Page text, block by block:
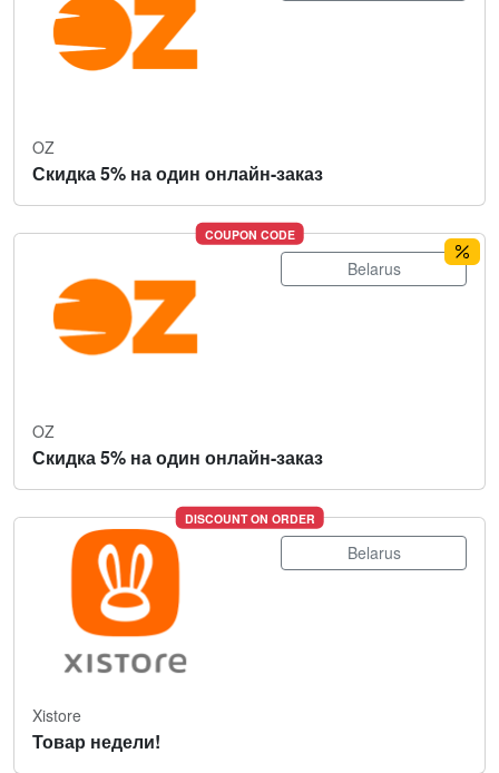
OZ
Скидка 5% на один онлайн-заказ
COUPON CODE
Belarus
OZ
Скидка 5% на один онлайн-заказ
DISCOUNT ON ORDER
Belarus
Xistore
Товар недели!